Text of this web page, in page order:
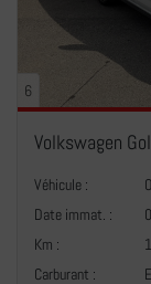
6
Volkswagen
Véhicule :
Date immat. :
Km :
Carburant :